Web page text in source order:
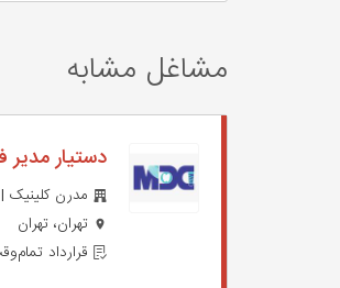
مشاغل مشابه
دستیار
مدرن کلینیک | MDC
تهران، تهران
قرارداد